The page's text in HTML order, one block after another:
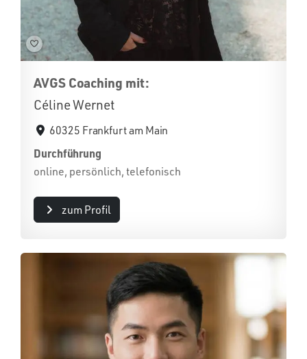
AVGS Coaching mit:
Céline Wernet
60325 Frankfurt am Main
Durchführung
online, persönlich, telefonisch
zum Profil